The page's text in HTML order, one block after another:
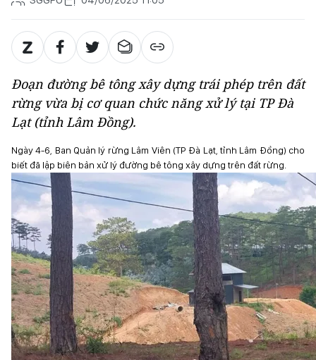
Đoạn đường bê tông xây dựng trái phép trên đất
rừng vừa bị cơ quan chức năng xử lý tại TP Đà
Lạt (tỉnh Lâm Đồng).
Ngày 4-6, Ban Quản lý rừng Lâm Viên (TP Đà Lạt, tỉnh Lâm Đồng) cho
biết đã lập biên bản xử lý đường bê tông xây dựng trên đất rừng.